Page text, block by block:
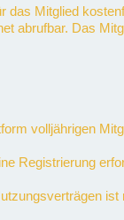
das Mitglied
abrufbar. Das
volljährigen
Registrierung
ist